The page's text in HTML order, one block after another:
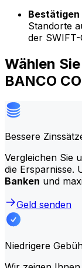
Bestätigen
Standorte
der
Wählen
BANCO
Bessere
Vergleichen Sie
die Ersparnisse.
Banken und
Geld senden
Niedrigere